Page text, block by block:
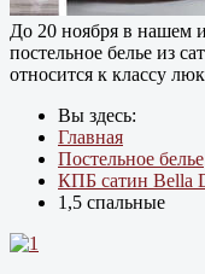
До 20 ноября в нашем
постельное белье из
относится к классу
Вы здесь:
Главная
Постельное белье
КПБ сатин Bella
1,5 спальные